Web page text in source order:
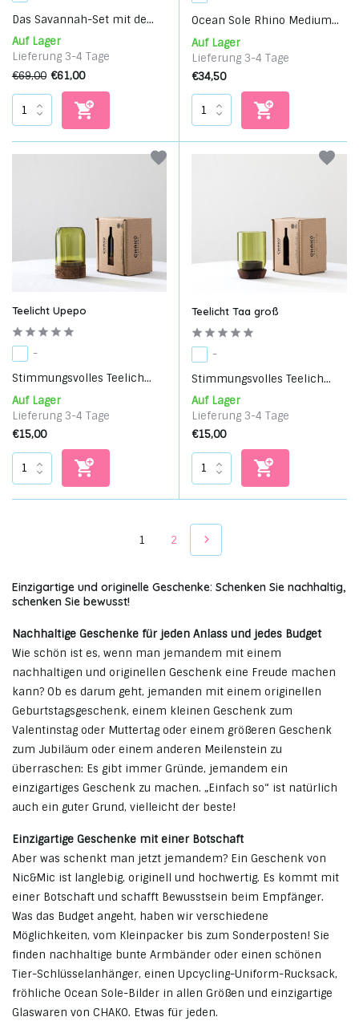
Das Savannah-Set mit de...
Auf Lager
Lieferung 3-4 Tage
€69,00 €61,00
Ocean Sole Rhino Medium...
Auf Lager
Lieferung 3-4 Tage
€34,50
Teelicht Upepo
-
Stimmungsvolles Teelich...
Auf Lager
Lieferung 3-4 Tage
€15,00
Teelicht Taa groß
-
Stimmungsvolles Teelich...
Auf Lager
Lieferung 3-4 Tage
€15,00
1 2
Einzigartige und originelle Geschenke: Schenken Sie nachhaltig,
schenken Sie bewusst!
Nachhaltige Geschenke für jeden Anlass und jedes Budget
Wie schön ist es, wenn man jemandem mit einem
nachhaltigen und originellen Geschenk eine Freude machen
kann? Ob es darum geht, jemanden mit einem originellen
Geburtstagsgeschenk, einem kleinen Geschenk zum
Valentinstag oder Muttertag oder einem größeren Geschenk
zum Jubiläum oder einem anderen Meilenstein zu
überraschen: Es gibt immer Gründe, jemandem ein
einzigartiges Geschenk zu machen. „Einfach so“ ist natürlich
auch ein guter Grund, vielleicht der beste!
Einzigartige Geschenke mit einer Botschaft
Aber was schenkt man jetzt jemandem? Ein Geschenk von
Nic&Mic ist langlebig, originell und hochwertig. Es kommt mit
einer Botschaft und schafft Bewusstsein beim Empfänger.
Was das Budget angeht, haben wir verschiedene
Möglichkeiten, vom Kleinpacker bis zum Sonderposten! Sie
finden nachhaltige bunte Armbänder oder einen schönen
Tier-Schlüsselanhänger, einen Upcycling-Uniform-Rucksack,
fröhliche Ocean Sole-Bilder in allen Größen und einzigartige
Glaswaren von CHAKO. Etwas für jeden.